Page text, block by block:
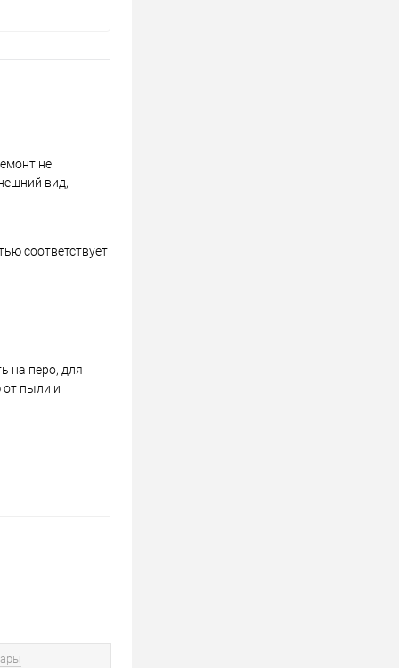
не
вид,
соответствует
на перо, для
от пыли и